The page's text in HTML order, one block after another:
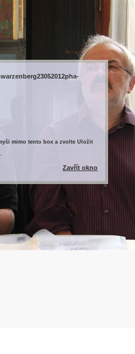
mimo tento box a zvolte Uložit
Zavřít okno